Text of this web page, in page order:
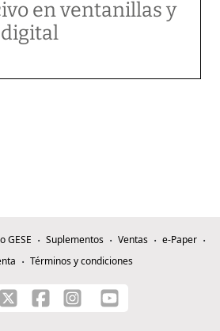
en ventanillas y
GESE Suplementos Ventas
e-Paper
Términos y condiciones